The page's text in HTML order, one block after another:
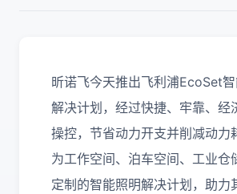
昕诺飞今天推出飞利浦EcoSet
解决计划，经过快捷、牢靠、经
操控，节省动力开支并削减动力
为工作空间、泊车空间、工业仓
定制的智能照明解决计划，助力